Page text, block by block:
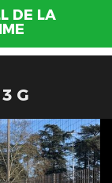
DE LA
G